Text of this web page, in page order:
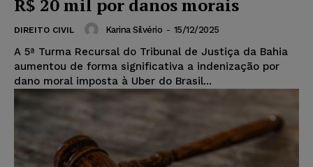
R$ 20 mil por danos morais
DIREITO CIVIL Karina Silvério - 15/12/2025
A 5ª Turma Recursal do Tribunal de Justiça da Bahia
aumentou de forma significativa a indenização por
dano moral imposta à Uber do Brasil...